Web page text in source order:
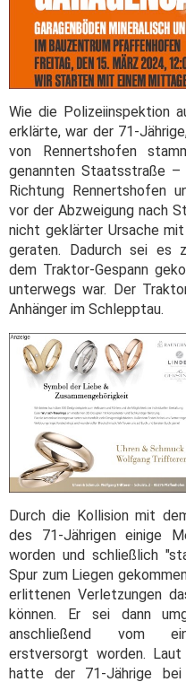
Wie die Polizeiinspektion
erklärte, war der 71-
von Rennertshofen
genannten Staatsstraße
Richtung Rennertshofen
vor der Abzweigung nach
nicht geklärter Ursache
geraten. Dadurch sei es
dem Traktor-Gespann
unterwegs war. Der
Anhänger im Schlepptau.
Durch die Kollision mit
des 71-Jährigen einige
worden und schließlich
Spur zum Liegen
erlittenen Verletzungen
können. Er sei dann
anschließend vom
erstversorgt worden.
hatte der 71-Jährige bei